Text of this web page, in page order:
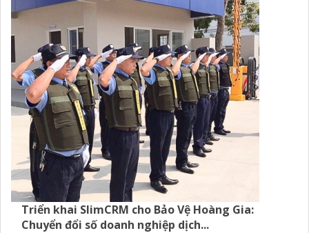
Triển khai SlimCRM cho Bảo Vệ Hoàng Gia:
Chuyển đổi số doanh nghiệp dịch...